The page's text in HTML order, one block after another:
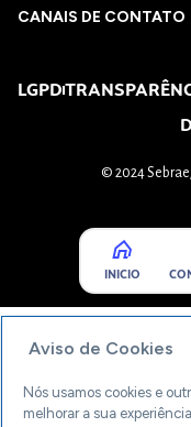
CANAIS DE CONTATO
LGPD
© 2024
INICIO
Aviso de Cookies
Nós usamos cookies e
melhorar a sua